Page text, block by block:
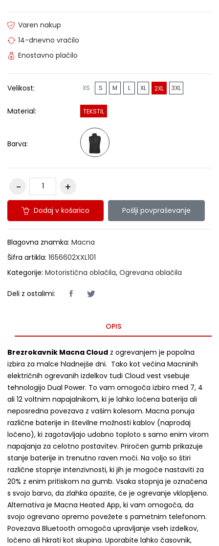
Varen nakup
14-dnevno vračilo
Enostavno plačilo
Velikost: XS S M L XL 2XL 3XL
Material: TEKSTIL
Barva:
Dodaj v košarico Pošlji povpraševanje
Blagovna znamka: Macna
Šifra artikla: 1656602XXL101
Kategorije: Motoristična oblačila, Ogrevana oblačila
Deli z ostalimi:
OPIS
Brezrokavnik Macna Cloud z ogrevanjem je popolna
izbira za malce hladnejše dni. Tako kot večina Macninih
električnih ogrevanih izdelkov tudi Cloud vest vsebuje
tehnologijo Dual Power. To vam omogoča izbiro med 7, 4
ali 12 voltnim napajalnikom, ki je lahko ločena baterija ali
neposredna povezava z vašim kolesom. Macna ponuja
različne baterije in številne možnosti kablov (naprodaj
ločeno), ki zagotavljajo udobno toploto s samo enim virom
napajanja za celotno postavitev. Priročen gumb prikazuje
stanje baterije in trenutno raven moči. Na voljo so štiri
različne stopnje intenzivnosti, ki jih je mogoče nastaviti za
20% z enim pritiskom na gumb. Vsaka stopnja je označena
s svojo barvo, da zlahka opazite, če je ogrevanje vklopljeno.
Alternativa je Macna Heated App, ki vam omogoča, da
svojo ogrevano opremo povežete s pametnim telefonom.
Povezava Bluetooth omogoča upravljanje vseh izdelkov,
ločeno ali hkrati kot skupina. Uporabite lahko časovnik,